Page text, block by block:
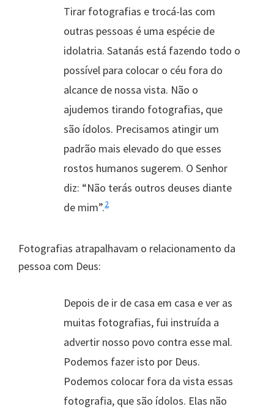
Tirar fotografias e trocá-las com
outras pessoas é uma espécie de
idolatria. Satanás está fazendo todo o
possível para colocar o céu fora do
alcance de nossa vista. Não o
ajudemos tirando fotografias, que
são ídolos. Precisamos atingir um
padrão mais elevado do que esses
rostos humanos sugerem. O Senhor
diz: “Não terás outros deuses diante
de mim”.2
Fotografias atrapalhavam o relacionamento da
pessoa com Deus:
Depois de ir de casa em casa e ver as
muitas fotografias, fui instruída a
advertir nosso povo contra esse mal.
Podemos fazer isto por Deus.
Podemos colocar fora da vista essas
fotografia, que são ídolos. Elas não